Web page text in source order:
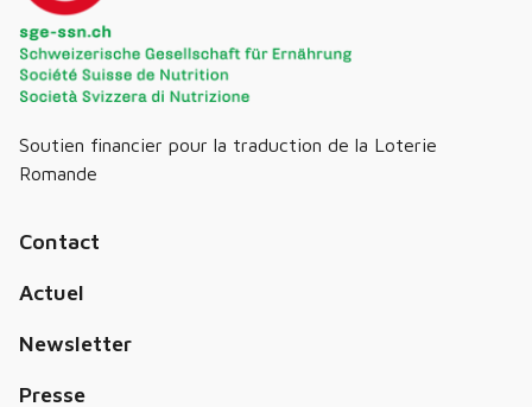
Soutien financier pour la traduction de la Loterie
Romande
Contact
Actuel
Newsletter
Presse